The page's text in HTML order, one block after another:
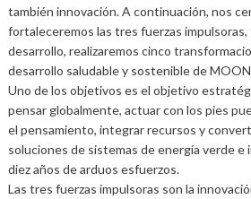
también innovación. A continuación, nos
fortaleceremos las tres fuerzas
desarrollo, realizaremos cinco
desarrollo saludable y sostenible de
Uno de los objetivos es el objetivo
pensar globalmente, actuar con los pies
el pensamiento, integrar recursos y
soluciones de sistemas de energía verde
diez años de arduos esfuerzos.
Las tres fuerzas impulsoras son la